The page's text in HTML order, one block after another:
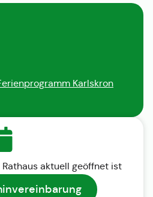
Karlskron
Rathaus aktuell geöffnet ist